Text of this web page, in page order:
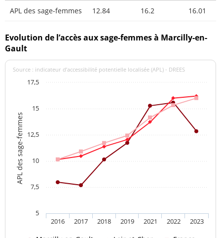
APL des sage-femmes 12.84 16.2 16.01
Evolution de l’accès aux sage-femmes à Marcilly-en-
Gault
APL des sage-femmes
Source : indicateur d’accessibilité potentielle localisée (APL) - DREES
2016 2017 2018 2019 2021 2022 2023
5
7,5
10
12,5
15
17,5